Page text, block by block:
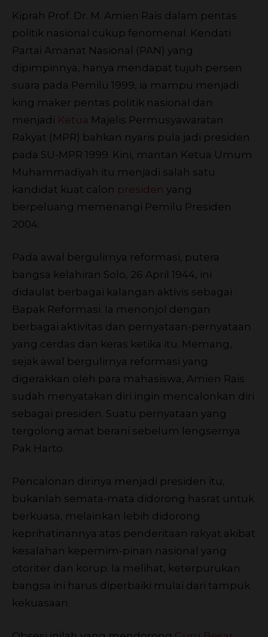
Kiprah Prof. Dr. M. Amien Rais dalam pentas
politik nasional cukup fenomenal. Kendati
Partai Amanat Nasional (PAN) yang
dipimpinnya, hanya mendapat tujuh persen
suara pada Pemilu 1999, ia mampu menjadi
king maker pentas politik nasional dan
menjadi Ketua Majelis Permusyawaratan
Rakyat (MPR) bahkan nyaris pula jadi presiden
pada SU-MPR 1999. Kini, mantan Ketua Umum
Muhammadiyah itu menjadi salah satu
kandidat kuat calon presiden yang
berpeluang memenangi Pemilu Presiden
2004.
Pada awal bergulirnya reformasi, putera
bangsa kelahiran Solo, 26 April 1944, ini
didaulat berbagai kalangan aktivis sebagai
Bapak Reformasi. Ia menonjol dengan
berbagai aktivitas dan pernyataan-pernyataan
yang cerdas dan keras ketika itu. Memang,
sejak awal bergulirnya reformasi yang
digerakkan oleh para mahasiswa, Amien Rais
sudah menyatakan diri ingin mencalonkan diri
sebagai presiden. Suatu pernyataan yang
tergolong amat berani sebelum lengsernya
Pak Harto.
Pencalonan dirinya menjadi presiden itu,
bukanlah semata-mata didorong hasrat untuk
berkuasa, melainkan lebih didorong
keprihatinannya atas penderitaan rakyat akibat
kesalahan kepemim-pinan nasional yang
otoriter dan korup. Ia melihat, keterpurukan
bangsa ini harus diperbaiki mulai dari tampuk
kekuasaan.